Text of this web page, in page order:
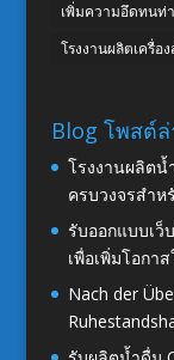
เพิ่มความอึดทนท่
โรงงานผลิตเครื่อ
Blog โพสต์
โรงงานผลิต
ครบวงจรสำห
รับออกแบบเว็
เพื่อเพิ่มโอกา
Nach der